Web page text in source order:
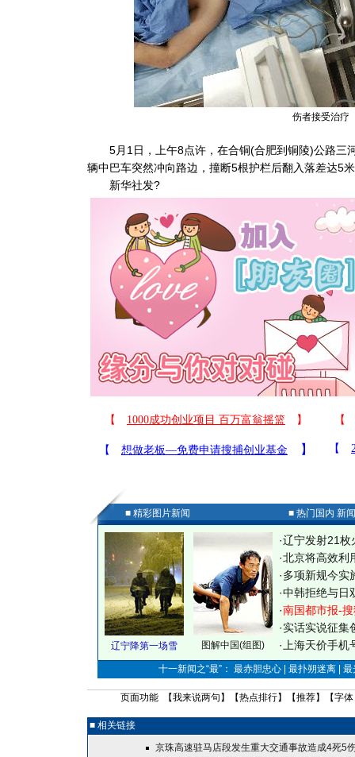
伤者接受治疗
5月1日，上午8点许，在合铜(合肥到铜陵)公路三
辆中巴车突然冲向路边，撞断5根护栏后翻入落差达5
新华社发?
■ 精彩图片新闻 ■ 热门国内 新
辽宁降第一场雪 图解中国(组图)
·辽宁发射21枚
·北京将高效利
·多项新规今实
·中韩拒绝与日
·南国都市报-
·实话实说征集
· 上海天价手
十一新闻之“最”： 最赤胆忠心 | 最扑朔迷离 |
页面功能 【我来说两句 】【热点排行】【推荐】【字体
■ 相关链接
京珠高速驻马店段发生重大交通事故造成4死5